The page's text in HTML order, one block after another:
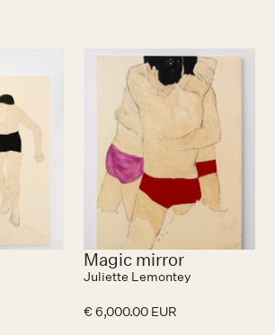
Magic mirror
Juliette Lemontey
€ 6,000.00 EUR